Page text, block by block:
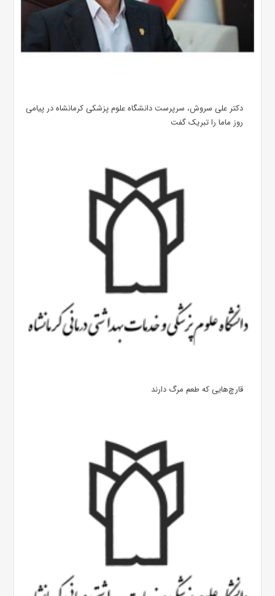
دکتر علی سروش، سرپرست دانشگاه علوم پزشکی کرمانشاه در پیامی
روز ماما را تبریک گفت
قارچ‌هایی که طعم مرگ دارند